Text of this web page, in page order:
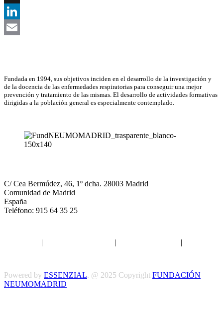
X
LinkedIn
Fundada en 1994, sus objetivos inciden en el desarrollo de la investigación y
de la docencia de las enfermedades respiratorias para conseguir una mejor
prevención y tratamiento de las mismas. El desarrollo de actividades formativas
dirigidas a la población general es especialmente contemplado.
C/ Cea Bermúdez, 46, 1º dcha. 28003 Madrid
Comunidad de Madrid
España
Teléfono: 915 64 35 25
| | |
Powered by ESSENZIAL. @ 2025 Copyright FUNDACIÓN
NEUMOMADRID